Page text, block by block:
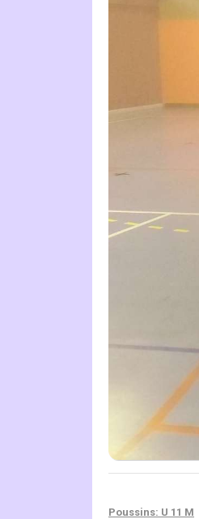
Poussins: U 11 M